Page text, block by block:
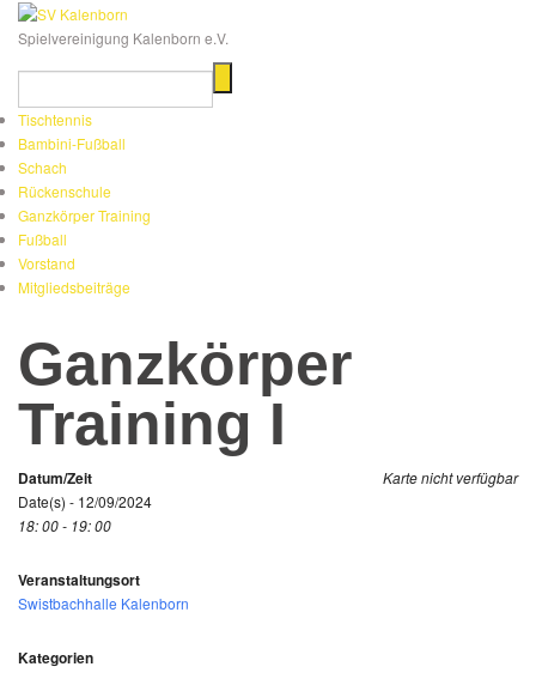
Spielvereinigung Kalenborn e.V.
Tischtennis
Bambini-Fußball
Schach
Rückenschule
Ganzkörper Training
Fußball
Vorstand
Mitgliedsbeiträge
Ganzkörper
Training I
Karte nicht verfügbar
Datum/Zeit
Date(s) - 12/09/2024
18: 00 - 19: 00
Veranstaltungsort
Swistbachhalle Kalenborn
Kategorien